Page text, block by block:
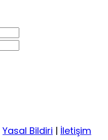
Yasal Bildiri | İletişim